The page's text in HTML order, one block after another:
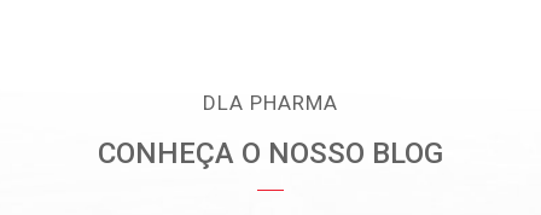
DLA PHARMA
CONHEÇA O NOSSO BLOG